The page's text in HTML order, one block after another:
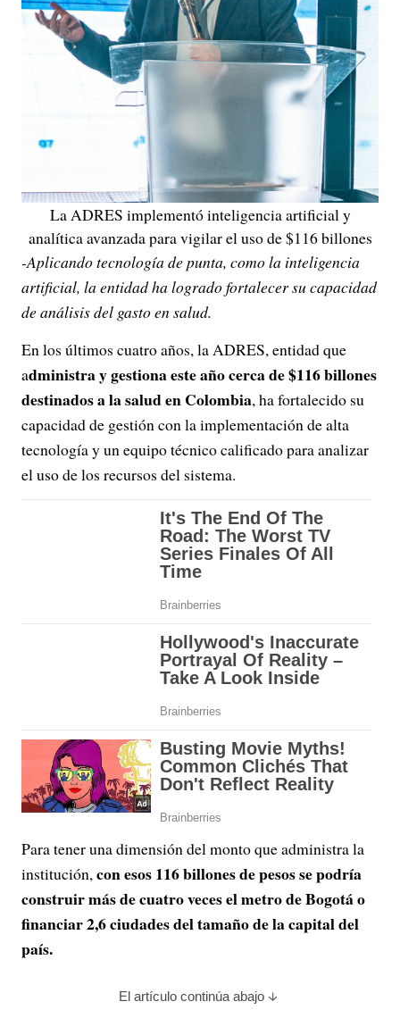
La ADRES implementó inteligencia artificial y
analítica avanzada para vigilar el uso de $116 billones
-Aplicando tecnología de punta, como la inteligencia
artificial, la entidad ha logrado fortalecer su capacidad
de análisis del gasto en salud.
En los últimos cuatro años, la ADRES, entidad que
administra y gestiona este año cerca de $116 billones
destinados a la salud en Colombia, ha fortalecido su
capacidad de gestión con la implementación de alta
tecnología y un equipo técnico calificado para analizar
el uso de los recursos del sistema.
Para tener una dimensión del monto que administra la
institución,con esos 116 billones de pesos se podría
construir más de cuatro veces el metro de Bogotá o
financiar 2,6 ciudades del tamaño de la capital del
país.
El artículo continúa abajo